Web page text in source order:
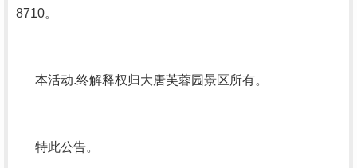
8710。
本活动.终解释权归大唐芙蓉园景区所有。
特此公告。